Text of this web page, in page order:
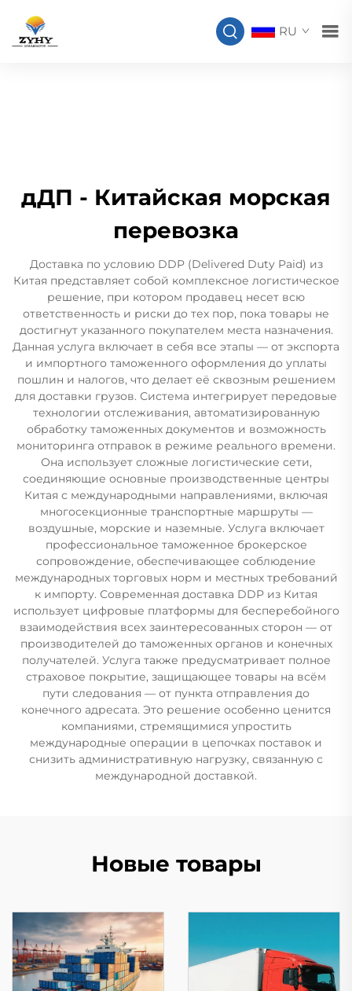
RU
дДП - Китайская морская
перевозка
Доставка по условию DDP (Delivered Duty Paid) из
Китая представляет собой комплексное логистическое
решение, при котором продавец несет всю
ответственность и риски до тех пор, пока товары не
достигнут указанного покупателем места назначения.
Данная услуга включает в себя все этапы — от экспорта
и импортного таможенного оформления до уплаты
пошлин и налогов, что делает её сквозным решением
для доставки грузов. Система интегрирует передовые
технологии отслеживания, автоматизированную
обработку таможенных документов и возможность
мониторинга отправок в режиме реального времени.
Она использует сложные логистические сети,
соединяющие основные производственные центры
Китая с международными направлениями, включая
многосекционные транспортные маршруты —
воздушные, морские и наземные. Услуга включает
профессиональное таможенное брокерское
сопровождение, обеспечивающее соблюдение
международных торговых норм и местных требований
к импорту. Современная доставка DDP из Китая
использует цифровые платформы для бесперебойного
взаимодействия всех заинтересованных сторон — от
производителей до таможенных органов и конечных
получателей. Услуга также предусматривает полное
страховое покрытие, защищающее товары на всём
пути следования — от пункта отправления до
конечного адресата. Это решение особенно ценится
компаниями, стремящимися упростить
международные операции в цепочках поставок и
снизить административную нагрузку, связанную с
международной доставкой.
Новые товары